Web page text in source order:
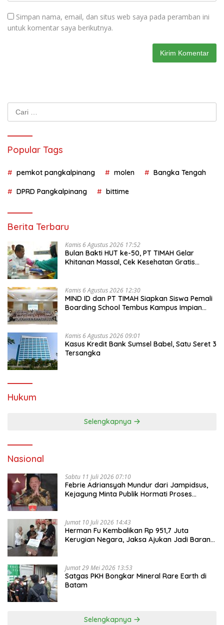
Simpan nama, email, dan situs web saya pada peramban ini
untuk komentar saya berikutnya.
Cari
untuk:
Popular Tags
pemkot pangkalpinang molen Bangka Tengah
DPRD Pangkalpinang bittime
Berita Terbaru
Kamis 6 Agustus 2026 17:52
Bulan Bakti HUT ke-50, PT TIMAH Gelar
Khitanan Massal, Cek Kesehatan Gratis
Kamis 6 Agustus 2026 12:30
MIND ID dan PT TIMAH Siapkan Siswa Pemali
Boarding School Tembus Kampus Impian
Kamis 6 Agustus 2026 09:01
Kasus Kredit Bank Sumsel Babel, Satu Seret 3
Tersangka
Hukum
Selengkapnya
Nasional
Sabtu 11 Juli 2026 07:10
Febrie Adriansyah Mundur dari Jampidsus,
Kejagung Minta Publik Hormati Proses
Jumat 10 Juli 2026 14:43
Herman Fu Kembalikan Rp 951,7 Juta
Kerugian Negara, Jaksa Ajukan Jadi Barang
Jumat 29 Mei 2026 13:53
Satgas PKH Bongkar Mineral Rare Earth di
Selengkapnya